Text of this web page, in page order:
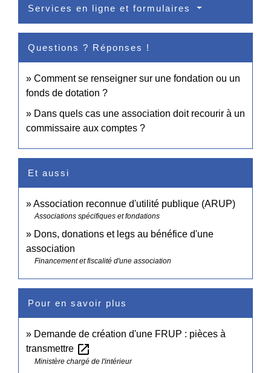
Services en ligne et formulaires
Questions ? Réponses !
Comment se renseigner sur une fondation ou un
fonds de dotation ?
Dans quels cas une association doit recourir à un
commissaire aux comptes ?
Et aussi
Association reconnue d'utilité publique (ARUP)
Associations spécifiques et fondations
Dons, donations et legs au bénéfice d'une
association
Financement et fiscalité d'une association
Pour en savoir plus
Demande de création d'une FRUP : pièces à
transmettre open_in_new
Ministère chargé de l'intérieur